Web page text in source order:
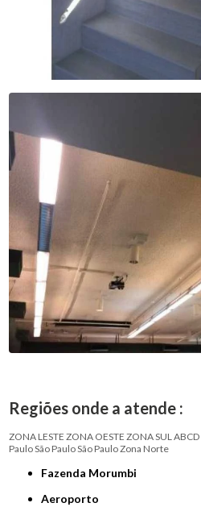
Regiões onde a atende :
ZONA LESTE ZONA OESTE ZONA SULABCD
PauloSão PauloSão PauloZona Norte
Fazenda Morumbi
Aeroporto